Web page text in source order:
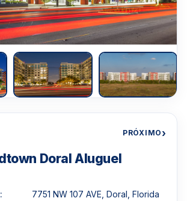
PRÓXIMO›
Doral Aluguel
7751 NW 107 AVE, Doral, Florida